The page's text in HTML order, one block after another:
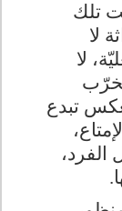
تلك
لا
لا
تخرّب
تبدع
.